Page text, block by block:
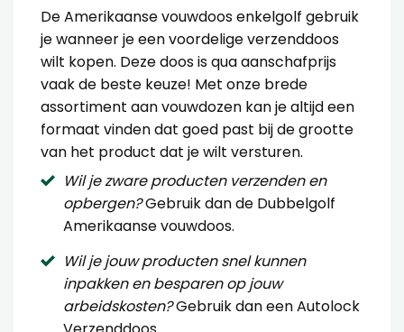
DeAmerikaanse vouwdoos enkelgolf gebruik
je wanneer je een voordelige verzenddoos
wilt kopen. Deze doos is qua aanschafprijs
vaak de beste keuze! Met onze brede
assortiment aan vouwdozen kan je altijd een
formaat vinden dat goed past bij de grootte
van het product dat je wilt versturen.
Wil je zware producten verzenden en
opbergen?Gebruik dan de Dubbelgolf
Amerikaanse vouwdoos.
Wil je jouw producten snel kunnen
inpakken en besparen op jouw
arbeidskosten?Gebruik dan eenAutolock